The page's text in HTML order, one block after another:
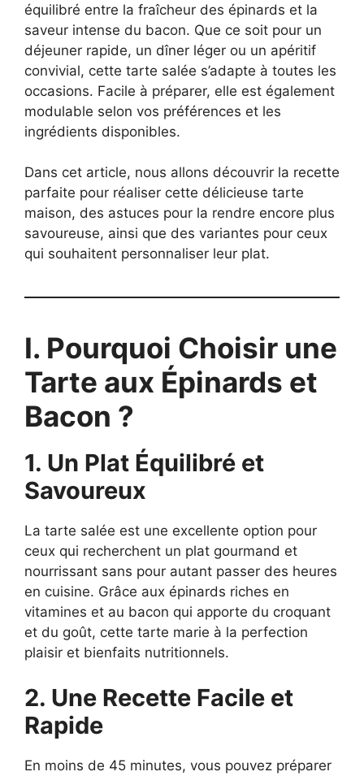
équilibré entre la fraîcheur des épinards et la
saveur intense du bacon. Que ce soit pour un
déjeuner rapide, un dîner léger ou un apéritif
convivial, cette tarte salée s’adapte à toutes les
occasions. Facile à préparer, elle est également
modulable selon vos préférences et les
ingrédients disponibles.
Dans cet article, nous allons découvrir la recette
parfaite pour réaliser cette délicieuse tarte
maison, des astuces pour la rendre encore plus
savoureuse, ainsi que des variantes pour ceux
qui souhaitent personnaliser leur plat.
I. Pourquoi Choisir une
Tarte aux Épinards et
Bacon ?
1. Un Plat Équilibré et
Savoureux
La tarte salée est une excellente option pour
ceux qui recherchent un plat gourmand et
nourrissant sans pour autant passer des heures
en cuisine. Grâce aux épinards riches en
vitamines et au bacon qui apporte du croquant
et du goût, cette tarte marie à la perfection
plaisir et bienfaits nutritionnels.
2. Une Recette Facile et
Rapide
En moins de 45 minutes, vous pouvez préparer